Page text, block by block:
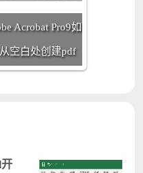
Acrobat Pro9如
空白处创建pdf